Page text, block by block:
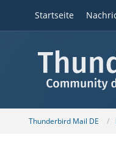
Startseite
Thunderbird Mail DE